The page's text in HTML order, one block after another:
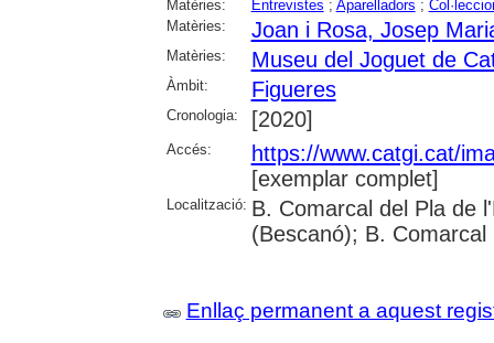
Matèries: Entrevistes ; Aparelladors ;
Matèries:
Joan i Rosa, Josep
Matèries: Museu del Joguet de
Àmbit: Figueres
Cronologia: [2020]
Accés:
https://www.catgi.cat/
[exemplar complet]
Localització: B. Comarcal del Pla de
(Bescanó); B.
Enllaç permanent a aquest